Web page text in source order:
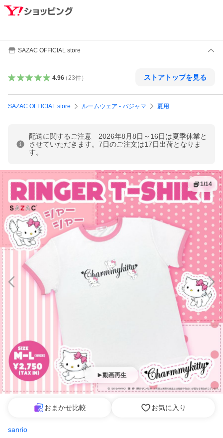
SAZAC OFFICIAL store
4.96（ 23件） ストアトップを見る
SAZAC OFFICIAL store ルームウェア - パジャマ 夏用
配送に関するご注意 2026年8月8日～16日は夏季休業と
させていただきます。7日のご注文は17日出荷となりま
す。
動画再生
1/14
おまかせ比較 お気に入り
sanrio